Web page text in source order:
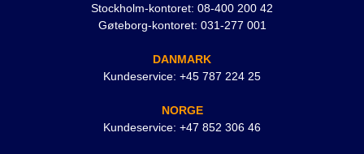
Stockholm-kontoret: 08-400 200 42
Gøteborg-kontoret: 031-277 001
DANMARK
Kundeservice: +45 787 224 25
NORGE
Kundeservice: +47 852 306 46